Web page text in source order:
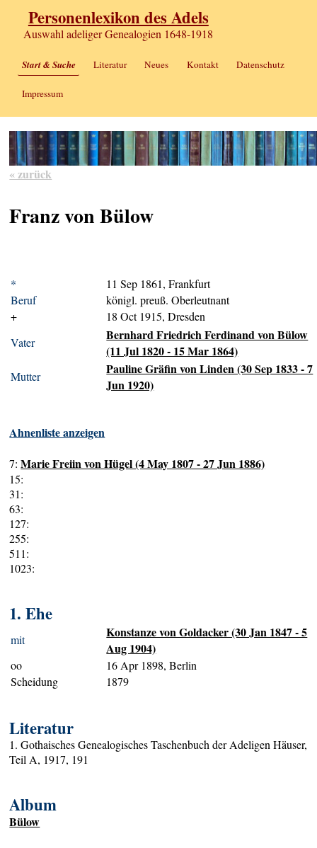
Personenlexikon des Adels
Auswahl adeliger Genealogien 1648-1918
Start & Suche Literatur Neues Kontakt Datenschutz
Impressum
« zurück
Franz von Bülow
*
11 Sep 1861, Frankfurt
Beruf
königl. preuß. Oberleutnant
+
18 Oct 1915, Dresden
Vater
Bernhard Friedrich Ferdinand von Bülow
(11 Jul 1820 - 15 Mar 1864)
Mutter
Pauline Gräfin von Linden (30 Sep 1833 - 7
Jun 1920)
Ahnenliste anzeigen
7:Marie Freiin von Hügel (4 May 1807 - 27 Jun 1886)
15:
31:
63:
127:
255:
511:
1023:
1. Ehe
mit
Konstanze von Goldacker (30 Jan 1847 - 5
Aug 1904)
oo
16 Apr 1898, Berlin
Scheidung
1879
Literatur
1. Gothaisches Genealogisches Taschenbuch der Adeligen Häuser,
Teil A, 1917, 191
Album
Bülow